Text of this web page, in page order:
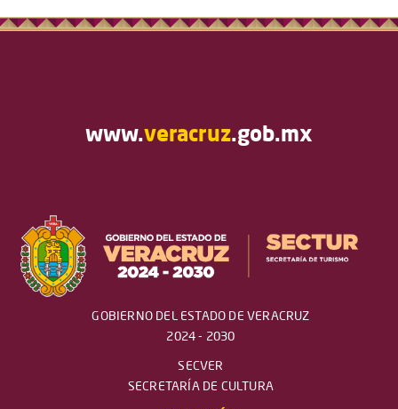
www.veracruz.gob.mx
GOBIERNO DEL ESTADO DE VERACRUZ
2024 - 2030
SECVER
SECRETARÍA DE CULTURA